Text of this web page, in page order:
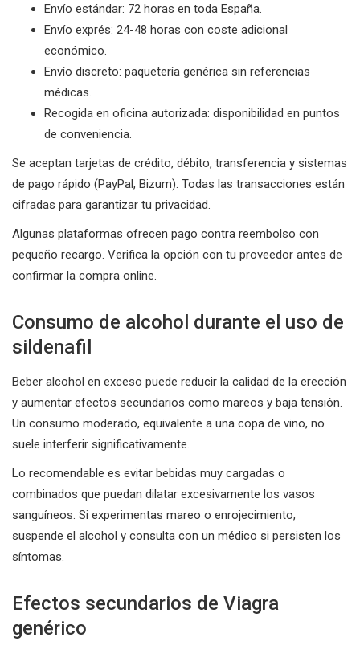
Envío estándar: 72 horas en toda España.
Envío exprés: 24-48 horas con coste adicional
económico.
Envío discreto: paquetería genérica sin referencias
médicas.
Recogida en oficina autorizada: disponibilidad en puntos
de conveniencia.
Se aceptan tarjetas de crédito, débito, transferencia y sistemas
de pago rápido (PayPal, Bizum). Todas las transacciones están
cifradas para garantizar tu privacidad.
Algunas plataformas ofrecen pago contra reembolso con
pequeño recargo. Verifica la opción con tu proveedor antes de
confirmar la compra online.
Consumo de alcohol durante el uso de
sildenafil
Beber alcohol en exceso puede reducir la calidad de la erección
y aumentar efectos secundarios como mareos y baja tensión.
Un consumo moderado, equivalente a una copa de vino, no
suele interferir significativamente.
Lo recomendable es evitar bebidas muy cargadas o
combinados que puedan dilatar excesivamente los vasos
sanguíneos. Si experimentas mareo o enrojecimiento,
suspende el alcohol y consulta con un médico si persisten los
síntomas.
Efectos secundarios de Viagra
genérico